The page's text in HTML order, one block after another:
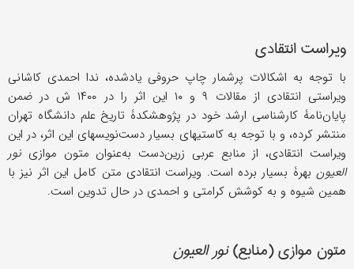
ویراست انتقادی
با توجه به اشکالات پرشمار چاپ حروفی یادشده، ندا احمدی کاشانی
ویراستی انتقادی از مقالات ۹ و ۱۰ این اثر را در ۱۴۰۰ ش در ضمن
پایان‌نامۀ کارشناسی ارشد خود در پژوهشکدۀ تاریخ علم دانشگاه تهران
منتشر کرده، و با توجه به کاستیهای بسیار دست‌نویسهای این اثر، در این
ویراست انتقادی، از منابع عربی زرین‌دست به‌عنوان متون موازی نور
العیون بهرۀ بسیار برده است. ویراست انتقادی متن کامل این اثر نیز با
همین شیوه و به کوشش کرامتی و احمدی در حال تدوین است.
متون موازی (منابع)نور العیون